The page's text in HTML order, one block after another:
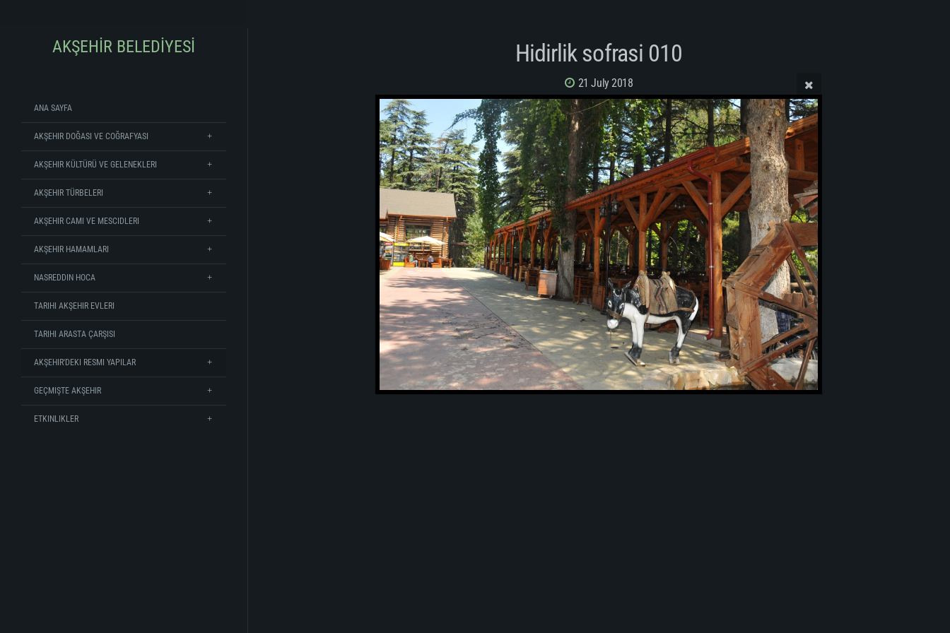
AKŞEHİR BELEDİYESİ
ANA SAYFA
AKŞEHIR DOĞASI VE COĞRAFYASI
AKŞEHIR KÜLTÜRÜ VE GELENEKLERI
AKŞEHIR TÜRBELERI
AKŞEHIR CAMI VE MESCIDLERI
AKŞEHIR HAMAMLARI
NASREDDIN HOCA
TARIHI AKŞEHIR EVLERI
TARIHI ARASTA ÇARŞISI
AKŞEHIR'DEKI RESMI YAPILAR
GEÇMIŞTE AKŞEHIR
ETKINLIKLER
Hidirlik sofrasi 010
21 July 2018